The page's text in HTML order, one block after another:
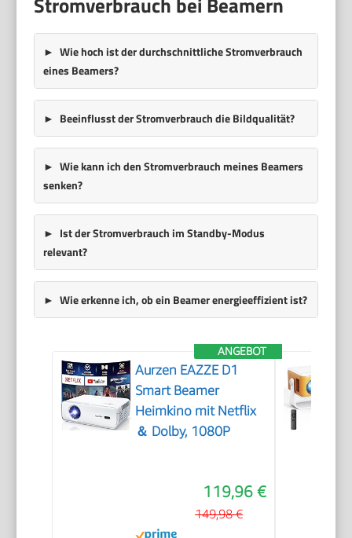
Wie hoch ist der durchschnittliche Stromverbrauch
eines Beamers?
Beeinflusst der Stromverbrauch die Bildqualität?
Wie kann ich den Stromverbrauch meines Beamers
senken?
Ist der Stromverbrauch im Standby-Modus
relevant?
Wie erkenne ich, ob ein Beamer energieeffizient ist?
ANGEBOT
Aurzen EAZZE D1
Smart Beamer
Heimkino mit Netflix
＆ Dolby, 1080P
119,96 €
149,98 €